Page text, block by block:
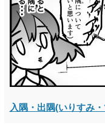
入隅・出隅(いりすみ